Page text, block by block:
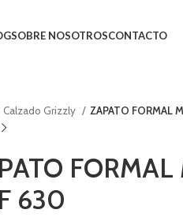
SOBRE NOSOTROSCONTACTO
Calzado Grizzly ZAPATO FORMAL
630